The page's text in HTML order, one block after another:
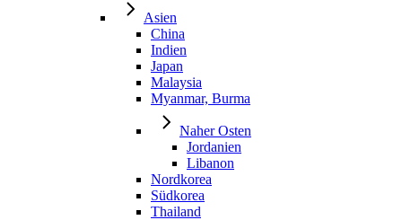
Asien
China
Indien
Japan
Malaysia
Myanmar, Burma
Naher Osten
Jordanien
Libanon
Nordkorea
Südkorea
Thailand